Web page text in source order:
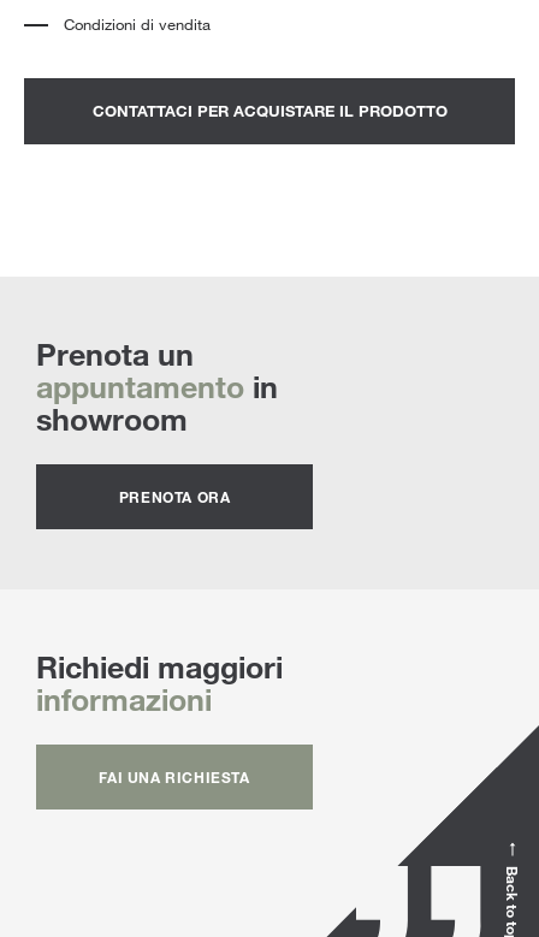
Condizioni di vendita
essere quotato separatamente.
Trasporto e assemblaggio esclusi.
nello showroom.
CONTATTACI PER ACQUISTARE IL PRODOTTO
Prenota un
appuntamento in
showroom
PRENOTA ORA
Richiedi maggiori
informazioni
FAI UNA RICHIESTA
Back to top